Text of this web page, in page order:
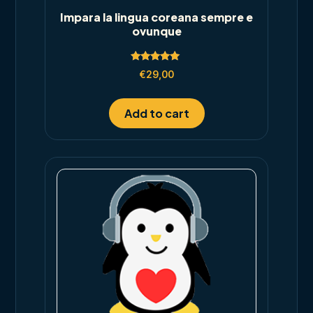
Impara la lingua coreana sempre e
ovunque
Rated
5.00
€29,00
Add to cart